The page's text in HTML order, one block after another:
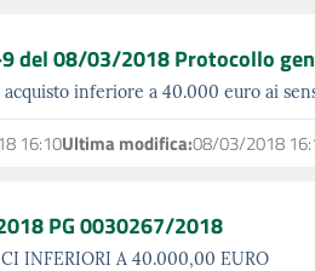
del 08/03/2018 Protocollo
inferiore a 40.000 euro ai
16:10Ultima modifica:08/03/2018
PG 0030267/2018
INFERIORI A 40.000,00 EURO